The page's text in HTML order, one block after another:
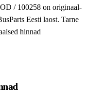
/ 100258 on originaal-
Eesti laost. Tarne
hinnad